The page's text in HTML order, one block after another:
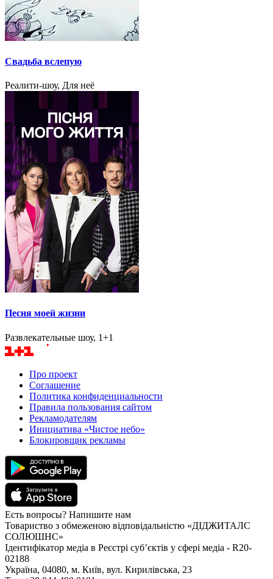
Свадьба вслепую
Реалити-шоу, Для неё
Песня моей жизни
Развлекательные шоу, 1+1
Про проект
Соглашение
Политика конфиденциальности
Правила пользования сайтом
Рекламодателям
Инициатива «Чистое небо»
Блокировщик рекламы
Есть вопросы? Напишите нам
Товариство з обмеженою відповідальністю «ДІДЖИТАЛС
СОЛЮШНС»
Ідентифікатор медіа в Реєстрі суб’єктів у сфері медіа - R20-
02188
Україна, 04080, м. Київ, вул. Кирилівська, 23